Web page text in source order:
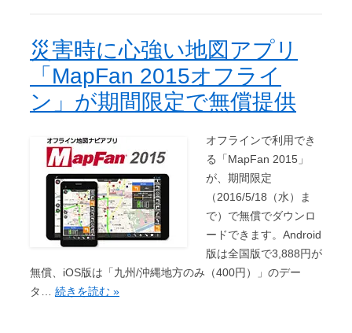
災害時に心強い地図アプリ
「MapFan 2015オフライ
ン」が期間限定で無償提供
オフラインで利用でき
る「MapFan 2015」
が、期間限定
（2016/5/18（水）ま
で）で無償でダウンロ
ードできます。Android
版は全国版で3,888円が
無償、iOS版は「九州/沖縄地方のみ（400円）」のデー
タ… 続きを読む »